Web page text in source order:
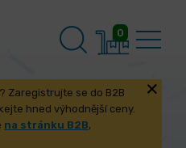
0
Zaregistrujte se do B2B
hned výhodnější ceny.
na stránku B2B,